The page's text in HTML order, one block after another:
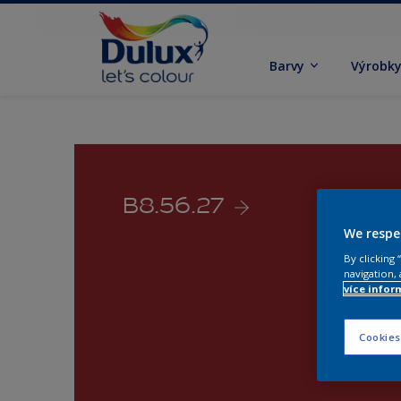
Barvy
B8.56.27
We
By clicking
navigation,
více